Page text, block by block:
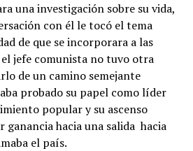
una investigación sobre su vida,
con él le tocó el tema
de que se incorporara a las
jefe comunista no tuvo otra
de un camino semejante
probado su papel como líder
popular y su ascenso
ganancia hacia una salida hacia
el país.